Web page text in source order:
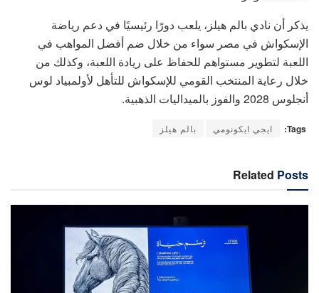
يذكر أن نادي بالم هيلز، يلعب دورًا رئيسيًا في دعم رياضة
الإسكواش في مصر سواء من خلال ضم أفضل المواهب في
اللعبة لتطوير مستواهم للحفاظ على ريادة اللعبة، وكذلك من
خلال رعاية المنتخب القومي للإسكواش للتأهل لأولمبياد لوس
أنجلوس 2028 والفوز بالميداليات الذهبية.
Tags: ايجي ايكونومي بالم هيلز
Related Posts